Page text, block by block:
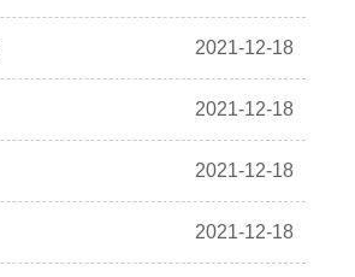
2021-12-18
2021-12-18
2021-12-18
2021-12-18